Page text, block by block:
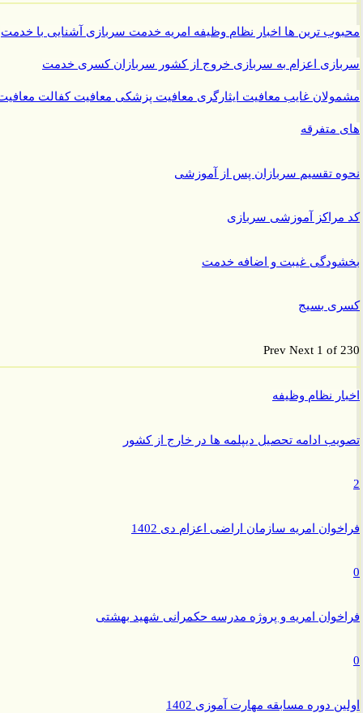
ترین هااخبار نظام وظیفهامریهخدمت سربازیآشنایی با خدمت
اعزام به سربازیخروج از کشور سربازانکسری خدمت
غایبمعافیت ایثارگریمعافیت پزشکیمعافیت کفالتمعافیت
متفرقه
تقسیم سربازان پس از آموزشی
آموزشی سربازی
غیبت و اضافه خدمت
بسیج
PrevNext 1 of
نظام وظیفه
ادامه تحصیل دیپلمه ها در خارج از کشور
امریه سازمان اراضی اعزام دی 1402
امریه و پروژه مدرسه حکمرانی شهید بهشتی
دوره مسابقه مهارت آموزی 1402